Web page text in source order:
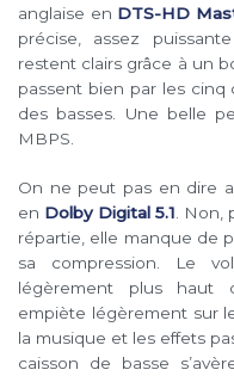
anglaise en DTS-HD
précise, assez
restent clairs grâce à un
passent bien par les cinq
des basses. Une belle
MBPS.
On ne peut pas en dire
en Dolby Digital 5.1 .
répartie, elle manque de
sa compression. Le
légèrement plus haut
empiète légèrement sur
la musique et les effets
caisson de basse